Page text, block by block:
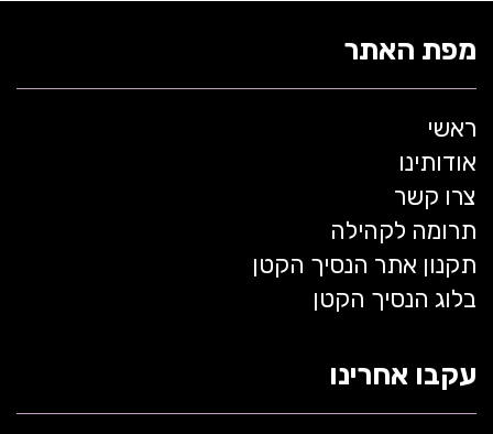
מפת האתר
ראשי
אודותינו
צרו קשר
תרומה לקהילה
תקנון אתר הנסיך הקטן
בלוג הנסיך הקטן
עקבו אחרינו